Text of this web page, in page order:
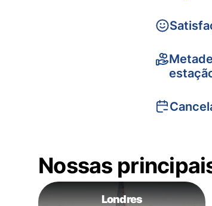
Nossas
Londres